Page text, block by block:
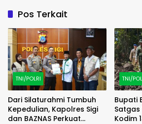
Pos Terkait
TNI/POLRI
Dari Silaturahmi Tumbuh
Kepedulian, Kapolres Sigi
dan BAZNAS Perkuat
TNI/
Bupati
Satgas
Kodim